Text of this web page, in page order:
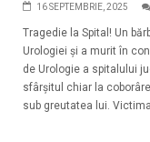
16 SEPTEMBRIE, 2025
Tragedie la Spital! Un
Urologiei și a murit în
de Urologie a spitalului
sfârșitul chiar la
sub greutatea lui.